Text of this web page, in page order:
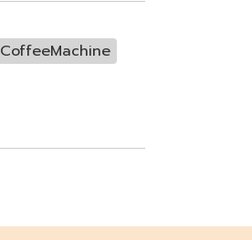
CoffeeMachine